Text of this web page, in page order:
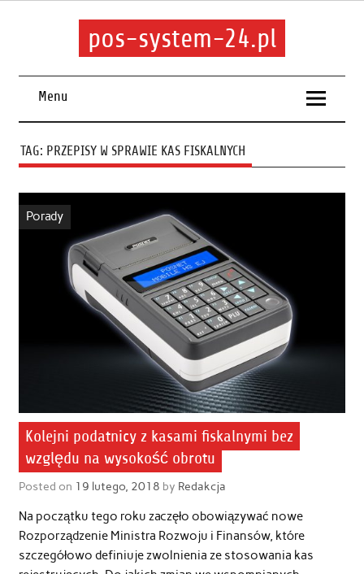
pos-system-24.pl
Menu
TAG: PRZEPISY W SPRAWIE KAS FISKALNYCH
Porady
Kolejni podatnicy z kasami fiskalnymi bez
względu na wysokość obrotu
Posted on 19 lutego, 2018 by Redakcja
Na początku tego roku zaczęło obowiązywać nowe
Rozporządzenie Ministra Rozwoju i Finansów, które
szczegółowo definiuje zwolnienia ze stosowania kas